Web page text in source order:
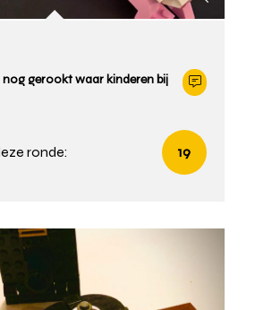
gerookt waar kinderen bij
ronde: 19